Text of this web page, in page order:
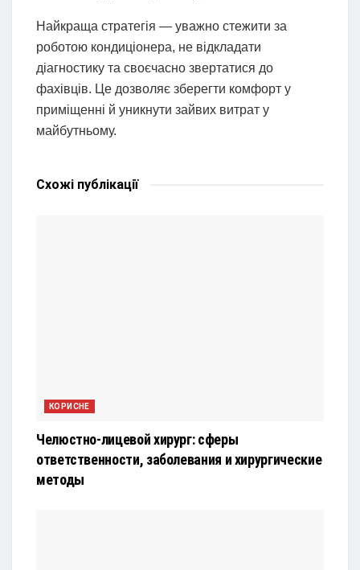
Найкраща стратегія — уважно стежити за
роботою кондиціонера, не відкладати
діагностику та своєчасно звертатися до
фахівців. Це дозволяє зберегти комфорт у
приміщенні й уникнути зайвих витрат у
майбутньому.
Схожі публікації
КОРИСНЕ
Челюстно-лицевой хирург: сферы
ответственности, заболевания и хирургические
методы